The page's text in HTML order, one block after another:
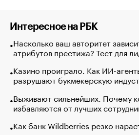
Интересное на РБК
Насколько ваш авторитет
атрибутов престижа? Тест для
Казино проиграло. Как ИИ-
разрушают букмекерскую
Выживают сильнейших. Почему
избавляются от лучших
Как банк Wildberries резко